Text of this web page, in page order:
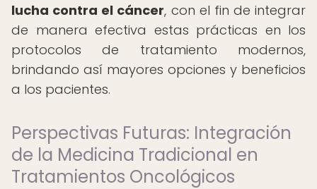
lucha contra el cáncer, con el fin de integrar
de manera efectiva estas prácticas en los
protocolos de tratamiento modernos,
brindando así mayores opciones y beneficios
a los pacientes.
Perspectivas Futuras: Integración
de la Medicina Tradicional en
Tratamientos Oncológicos